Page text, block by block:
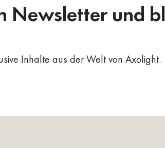
Newsletter und
Inhalte aus der Welt von Axolight.